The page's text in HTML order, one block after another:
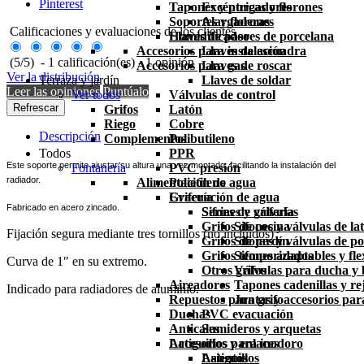
Tapones y purgadores
Soportes y florones
Humidificadores de porcelana
Accesorios para instalación
Accesorios para gas
Terraza y jardín
Ver todos
Grifos
Riego
Complementos
Todos
Fontanería
Alimentación de agua
Grifería
Series de grifería
Grifos de cocina
Grifos de jardín
Grifos temporizados
Otros grifos
Aireadores
Repuestos para grifo
Duchas
Anticales
Latiguillos y enlaces
Latiguillos
Excéntricas y florones
Alargaderas
Llaves de paso
Llaves de escuadra
Llaves de roscar
Llaves de soldar
Válvulas de control
Latón
Cobre
Polibutileno
PPR
PVC presión
Polietileno
Evacuación de agua
Sifones y válvulas
Sifones y válvulas de
Sifones y válvulas de
Sifones adaptables y
Válvulas para ducha y
Tapones cadenillas y
Juntas y accesorios
PVC evacuación
Sumideros y arquetas
Accesorios para inodoro
Asientos
Pinterest
Calificaciones y evaluaciones de los clientes
(5/5) - 1 calificación(es) -1opinión
Ver la distribución
Leer las opiniones Puntúalo
Descripción
Este soporte permite ajustar su altura una vez montado, facilitando la instalación del
radiador.
Fabricado en acero zincado.
Fijación segura mediante tres tornillos (no incluidos)
Curva de 1″ en su extremo.
Indicado para radiadores de aluminio.